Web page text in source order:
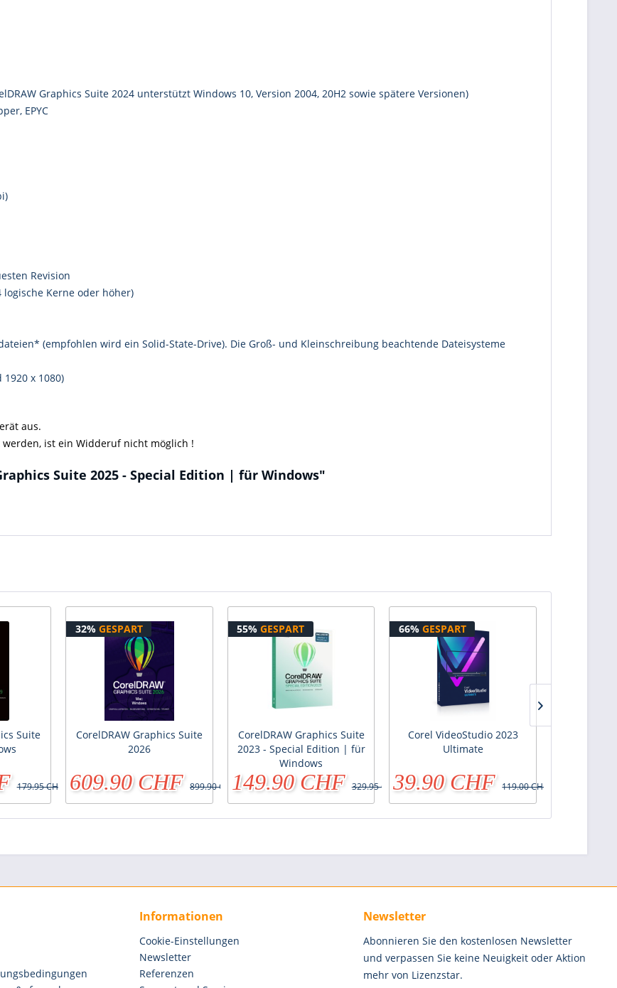
Graphics Suite 2024 unterstützt Windows 10, Version 2004, 20H2 sowie spätere Versionen)
EPYC
Revision
Kerne oder höher)
(empfohlen wird ein Solid-State-Drive). Die Groß- und Kleinschreibung beachtende Dateisysteme
x 1080)
aus.
ist ein Widderuf nicht möglich !
Suite 2025 - Special Edition | für Windows"
Suite
179.95 CHF
32% GESPART
CorelDRAW Graphics Suite
2026
609.90 CHF 899.90 CHF
55%GESPART
CorelDRAW Graphics Suite
2023 - Special Edition | für
Windows
149.90 CHF 329.95 CHF
66% GESPART
Corel VideoStudio 2023
Ultimate
39.90 CHF 119.00 CHF
Informationen
Cookie-Einstellungen
Newsletter
Referenzen
Newsletter
Abonnieren Sie den kostenlosen Newsletter
und verpassen Sie keine Neuigkeit oder Aktion
mehr von Lizenzstar.